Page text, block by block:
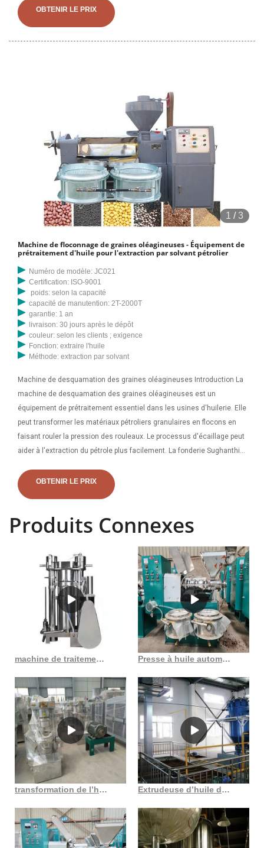
d'acheter des machines de traitement d'huile végétale, y compris
une presse à huile à vis et des équipements de raffinerie d'huile
OBTENIR LE PRIX
1 /3
Machine de floconnage de graines oléagineuses - Équipement de
prétraitement d'huile pour l'extraction par solvant pétrolier
Numéro de modèle: JC021
Certification: ISO-9001
poids: selon la capacité
capacité de manutention: 2T-2000T
garantie: 1 an
livraison: 30 jours après le dépôt
couleur: selon les clients ; exigence
Fonction: extraire l'huile
Méthode: extraction par solvant
Machine de desquamation des graines oléagineuses Introduction La
machine de desquamation des graines oléagineuses est un
équipement de prétraitement essentiel dans les usines d'huilerie. Elle
peut transformer les matériaux pétroliers granulaires en flocons en
faisant rouler la pression des rouleaux. Le processus d'écaillage peut
aider à l'extraction du pétrole plus facilement. La fonderie Sughanthi
marachekku, la machine d'extraction d'huile par pression à froid, la
machine d'extraction d'huile rotative, les machines de moulin à huile
partir de 5 Hp, 7,5 Hp, 10
OBTENIR LE PRIX
Produits Connexes
machine de traitement d’extraction d’huile de soja en France Presse à huile automatique froide bon marché, grand prix au népal
transformation de l’huile comestible ricin graines de niger huile de soja en Côte d’Ivoire Extrudeuse d’huile de noix de karité, presse à vis goyum 100 en Côte d’Ivoire